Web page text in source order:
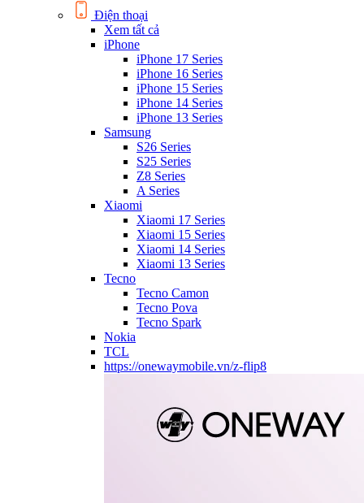
Điện thoại
Xem tất cả
iPhone
iPhone 17 Series
iPhone 16 Series
iPhone 15 Series
iPhone 14 Series
iPhone 13 Series
Samsung
S26 Series
S25 Series
Z8 Series
A Series
Xiaomi
Xiaomi 17 Series
Xiaomi 15 Series
Xiaomi 14 Series
Xiaomi 13 Series
Tecno
Tecno Camon
Tecno Pova
Tecno Spark
Nokia
TCL
https://onewaymobile.vn/z-flip8